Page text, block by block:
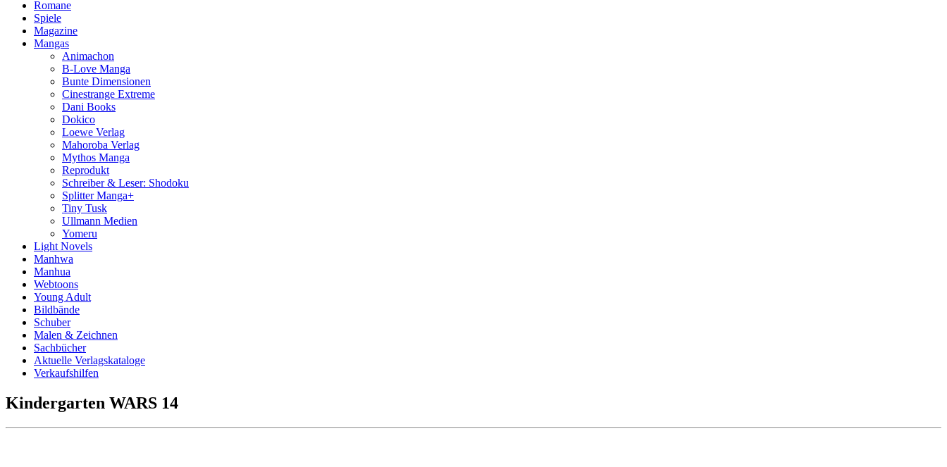
Romane
Spiele
Magazine
Mangas
Animachon
B-Love Manga
Bunte Dimensionen
Cinestrange Extreme
Dani Books
Dokico
Loewe Verlag
Mahoroba Verlag
Mythos Manga
Reprodukt
Schreiber & Leser: Shodoku
Splitter Manga+
Tiny Tusk
Ullmann Medien
Yomeru
Light Novels
Manhwa
Manhua
Webtoons
Young Adult
Bildbände
Schuber
Malen & Zeichnen
Sachbücher
Aktuelle Verlagskataloge
Verkaufshilfen
Kindergarten WARS 14